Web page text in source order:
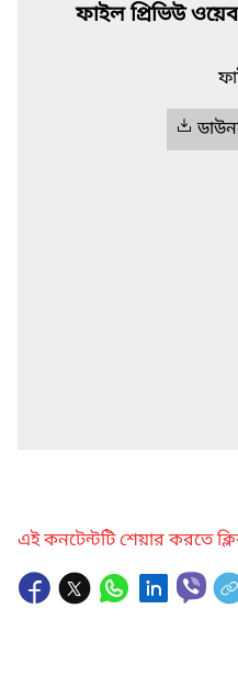
ফাইল প্রিভিউ
এই কনটেন্টটি শেয়ার করতে